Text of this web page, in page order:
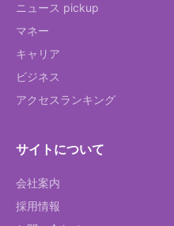
ニュース pickup
マネー
キャリア
ビジネス
アクセスランキング
サイトについて
会社案内
採用情報